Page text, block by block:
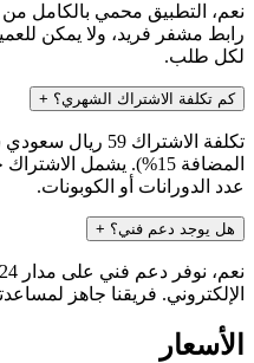
نعم، التطبيق محمي بالكامل
رابط مشفر فريد، ولا يمكن
لكل طلب.
كم تكلفة الاشتراك الشهري؟ +
تكلفة الاشتراك
المضافة 15%). يشمل
عدد الدورانات أو الكوبونات.
هل يوجد دعم فني؟ +
الإلكتروني. فريقنا جاهز
الأسعار